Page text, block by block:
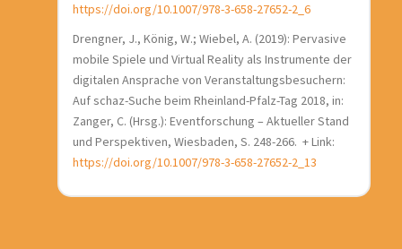
https://doi.org/10.1007/978-3-658-27652-2_6
Drengner, J., König, W.; Wiebel, A. (2019): Pervasive
mobile Spiele und Virtual Reality als Instrumente der
digitalen Ansprache von Veranstaltungsbesuchern:
Auf schaz-Suche beim Rheinland-Pfalz-Tag 2018, in:
Zanger, C. (Hrsg.): Eventforschung – Aktueller Stand
und Perspektiven, Wiesbaden, S. 248-266. + Link:
https://doi.org/10.1007/978-3-658-27652-2_13